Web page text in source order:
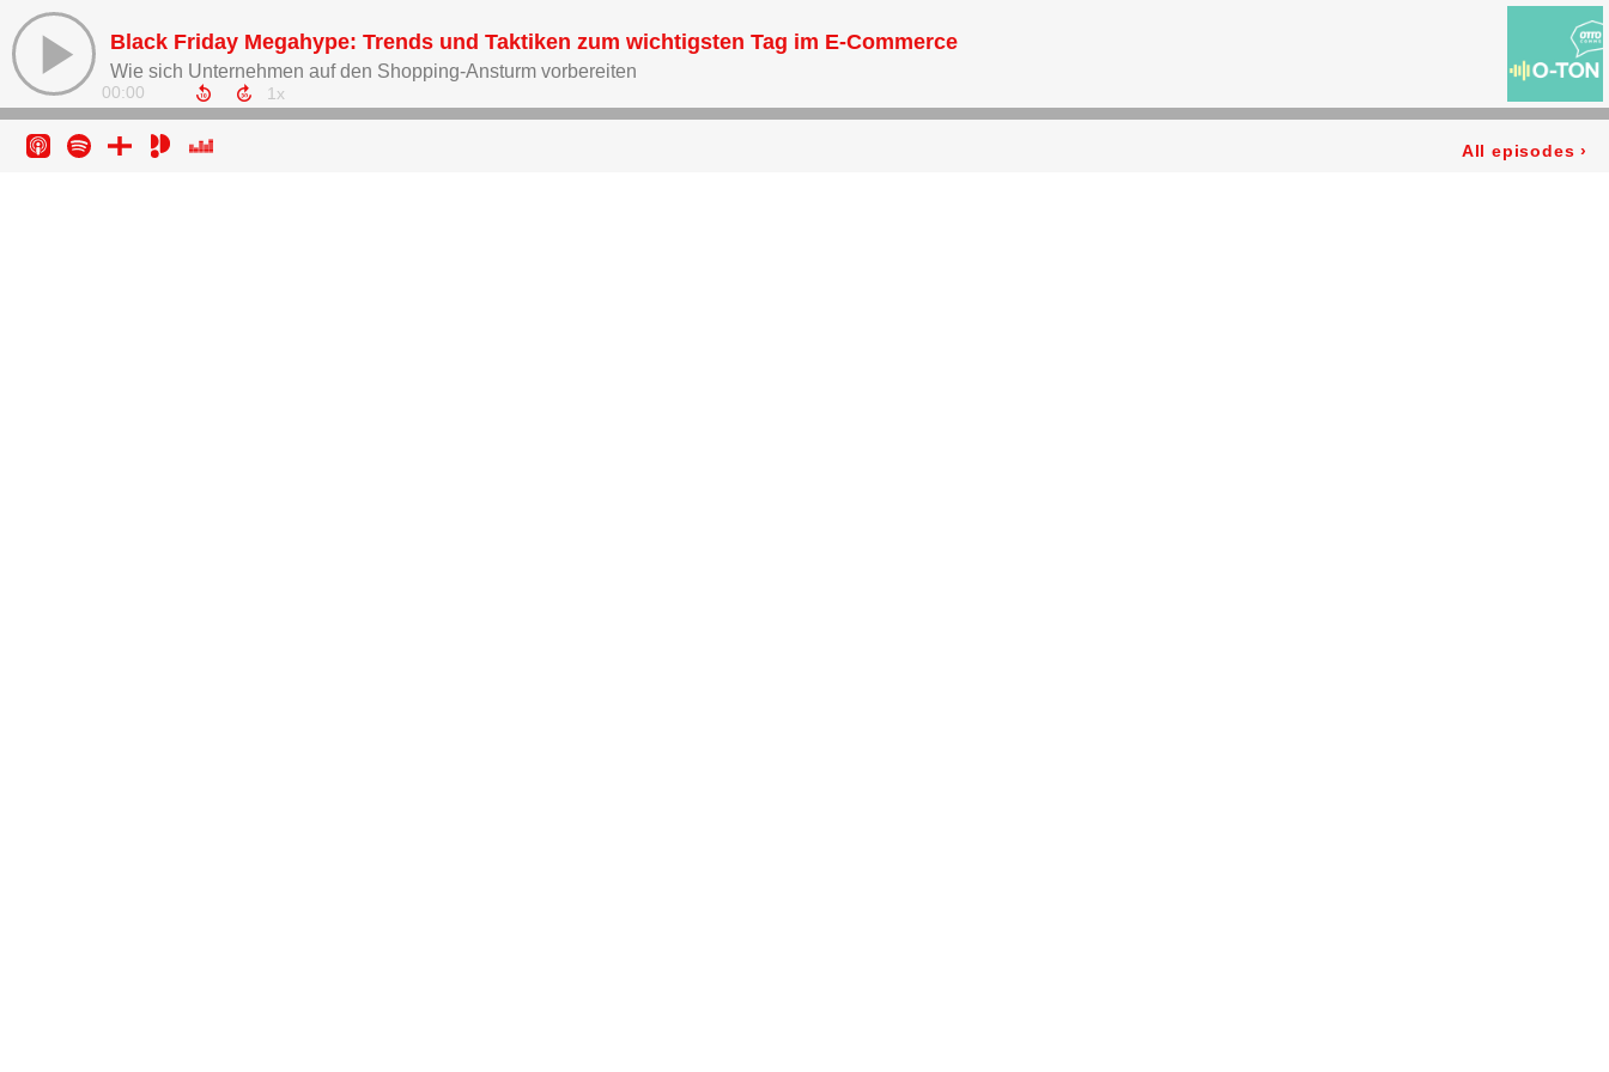
Black Friday Megahype: Trends und Taktiken zum wichtigsten Tag im E-Commerce
Wie sich Unternehmen auf den Shopping-Ansturm vorbereiten
00:00
All episodes ›